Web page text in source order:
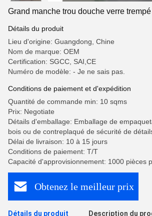
Grand manche trou douche verre
Détails du produit
Lieu d'origine: Guangdong, Chine
Nom de marque: OEM
Certification: SGCC, SAI,CE
Numéro de modèle: - Je ne sais pas.
Conditions de paiement et d'expédition
Quantité de commande min: 10 sqms
Prix: Negotiate
Détails d'emballage: Emballage de
bois ou de contreplaqué de sécurité de
Délai de livraison: 10 à 15 jours
Conditions de paiement: T/T
Capacité d'approvisionnement: 1000 pièces
Obtenez le meilleur prix
Détails du produit Description du